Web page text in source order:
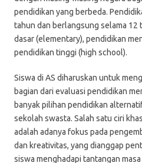
pendidikan yang berbeda.
tahun dan berlangsung selama 12
dasar (elementary), pendidikan
pendidikan tinggi (high school).
Siswa di AS diharuskan untuk
bagian dari evaluasi pendidikan
banyak pilihan pendidikan
sekolah swasta. Salah satu ciri
adalah adanya fokus pada
dan kreativitas, yang dianggap
siswa menghadapi tantangan